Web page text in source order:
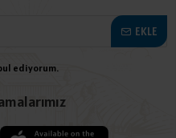
EKLE
ediyorum.